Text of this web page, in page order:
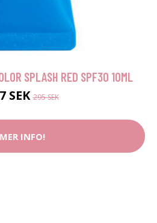
SPLASH RED SPF30 10ML
SEK295 SEK
MER INFO!